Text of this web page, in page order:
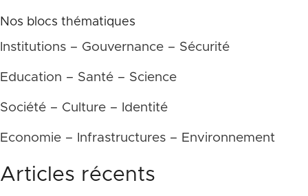
Nos blocs thématiques
Institutions – Gouvernance – Sécurité
Education – Santé – Science
Société – Culture – Identité
Economie – Infrastructures – Environnement
Articles récents